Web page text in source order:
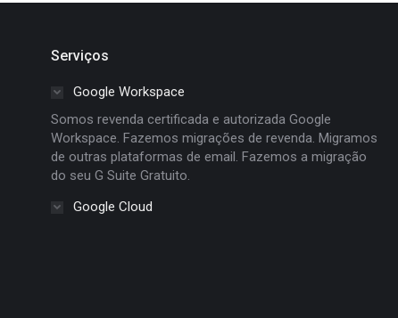
Serviços
Google Workspace
Somos revenda certificada e autorizada Google
Workspace. Fazemos migrações de revenda. Migramos
de outras plataformas de email. Fazemos a migração
do seu G Suite Gratuito.
Google Cloud